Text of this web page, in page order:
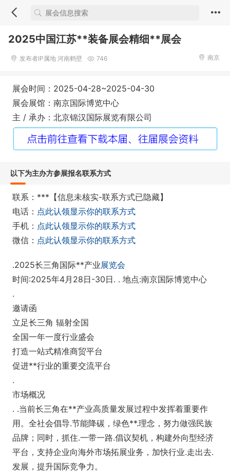
2025中国江苏**装备展会精细**展会
发布者IP属地 河南鹤壁 746 南京
展会时间：2025-04-28~2025-04-30
展会展馆：南京国际博览中心
主 / 承办：北京锦汉国际展览有限公司
以下为主办方参展报名联系方式
联系：***【信息未核实-联系方式已隐藏】
电话： 点此认领显示你的联系方式
手机： 点此认领显示你的联系方式
微信： 点此认领显示你的联系方式
.2025长三角国际**产业展览会
时间:2025年4月28日-30日. . 地点:南京国际博览中心
.
邀请函
立足长三角 辐射全国
全国一年一度行业盛会
打造一站式精准商贸平台
促进**行业的重要交流平台
.
市场概况
. .当前长三角在**产业高质量发展过程中发挥着重要作
用。全社会倡导.节能降碳，绿色**.理念，努力做强民族
品牌；同时，抓住.一带一路.倡议契机，构建外向型经济
平台，支持企业向海外市场拓展业务，加快行业.走出去.
发展，提升国际竞争力。